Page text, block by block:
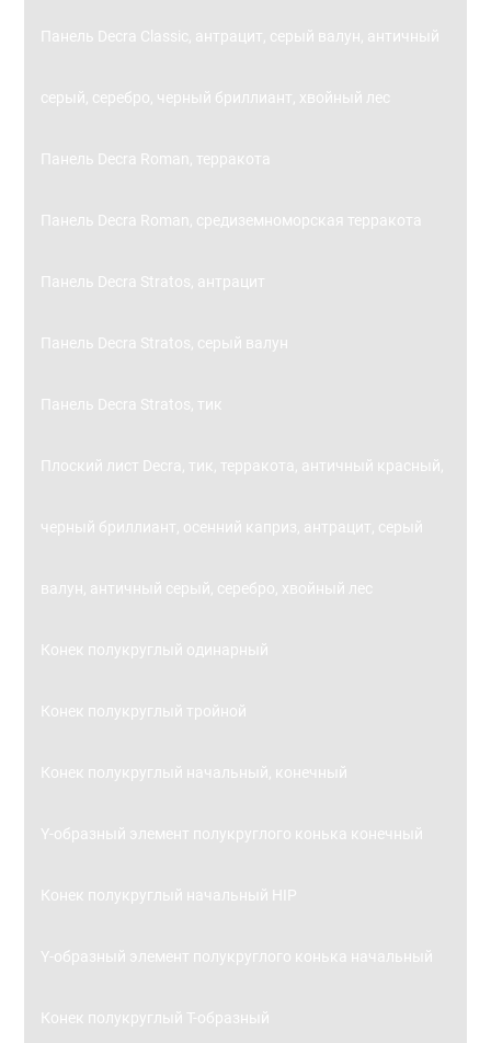
Панель Decra Classic, антрацит, серый валун, античный
серый, серебро, черный бриллиант, хвойный лес
Панель Decra Roman, терракота
Панель Decra Roman, средиземноморская терракота
Панель Decra Stratos, антрацит
Панель Decra Stratos, серый валун
Панель Decra Stratos, тик
Плоский лист Decra, тик, терракота, античный красный,
черный бриллиант, осенний каприз, антрацит, серый
валун, античный серый, серебро, хвойный лес
Конек полукруглый одинарный
Конек полукруглый тройной
Конек полукруглый начальный, конечный
Y-образный элемент полукруглого конька конечный
Конек полукруглый начальный HIP
Y-образный элемент полукруглого конька начальный
Конек полукруглый Т-образный